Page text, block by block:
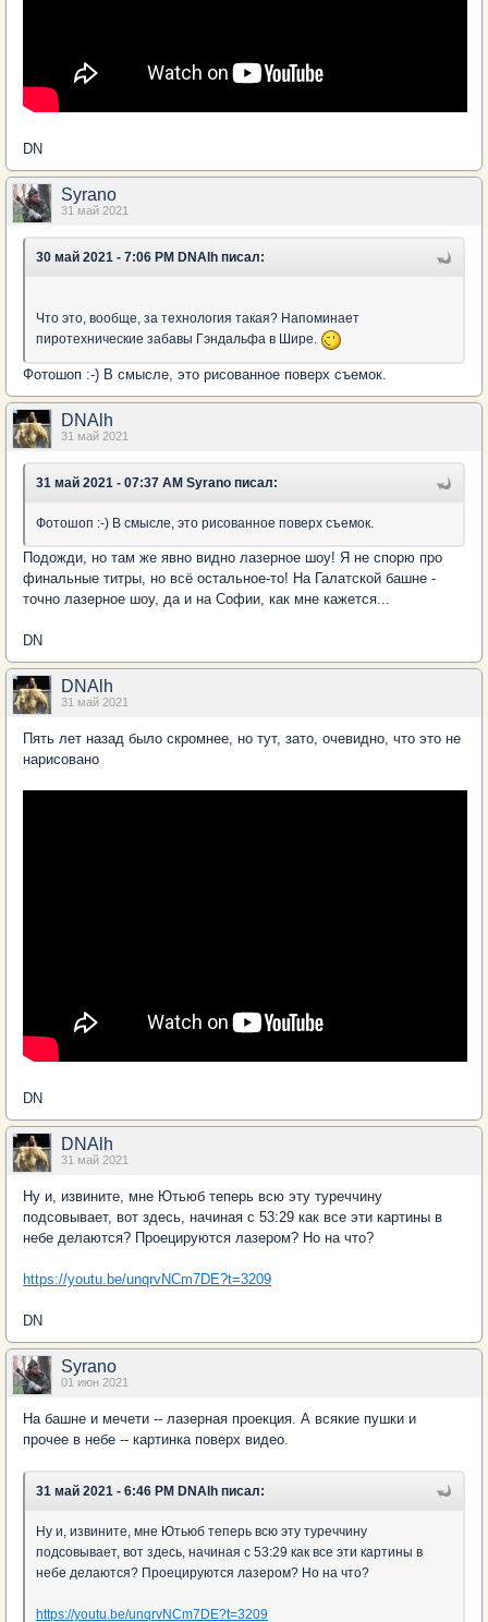
DN
Syrano
31 май 2021
30 май 2021 - 7:06 PM DNAlh писал:
Что это, вообще, за технология такая? Напоминает
пиротехнические забавы Гэндальфа в Шире.
Фотошоп :-) В смысле, это рисованное поверх съемок.
DNAlh
31 май 2021
31 май 2021 - 07:37 AM Syrano писал:
Фотошоп :-) В смысле, это рисованное поверх съемок.
Подожди, но там же явно видно лазерное шоу! Я не спорю про
финальные титры, но всё остальное-то! На Галатской башне -
точно лазерное шоу, да и на Софии, как мне кажется...
DN
DNAlh
31 май 2021
Пять лет назад было скромнее, но тут, зато, очевидно, что это не
нарисовано
DN
DNAlh
31 май 2021
Ну и, извините, мне Ютьюб теперь всю эту туреччину
подсовывает, вот здесь, начиная с 53:29 как все эти картины в
небе делаются? Проецируются лазером? Но на что?
https://youtu.be/unqrvNCm7DE?t=3209
DN
Syrano
01 июн 2021
На башне и мечети -- лазерная проекция. А всякие пушки и
прочее в небе -- картинка поверх видео.
31 май 2021 - 6:46 PM DNAlh писал:
Ну и, извините, мне Ютьюб теперь всю эту туреччину
подсовывает, вот здесь, начиная с 53:29 как все эти картины в
небе делаются? Проецируются лазером? Но на что?
https://youtu.be/unqrvNCm7DE?t=3209